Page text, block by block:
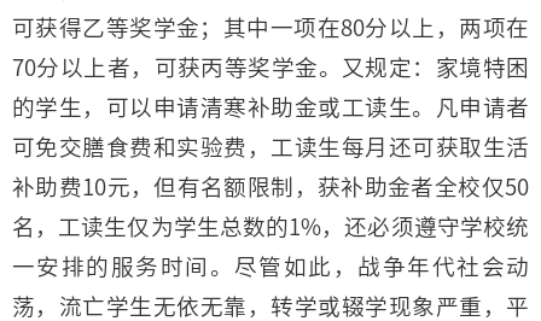
可获得乙等奖学金；其中一项在80分以上，两项在
70分以上者，可获丙等奖学金。又规定：家境特困
的学生，可以申请清寒补助金或工读生。凡申请者
可免交膳食费和实验费，工读生每月还可获取生活
补助费10元，但有名额限制，获补助金者全校仅50
名，工读生仅为学生总数的1%，还必须遵守学校统
一安排的服务时间。尽管如此，战争年代社会动
荡，流亡学生无依无靠，转学或辍学现象严重，平